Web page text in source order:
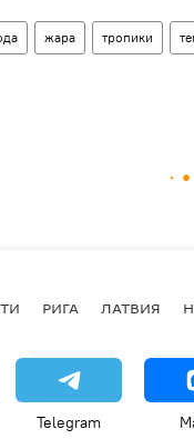
жара тропики
РИГА ЛАТВИЯ
Telegram